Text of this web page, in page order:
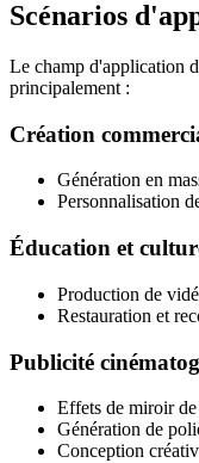
Scénarios
Le champ d'application
principalement :
Création
Génération en
Personnalisation
Éducation et
Production de
Restauration et
Publicité
Effets de miroir
Génération de
Conception